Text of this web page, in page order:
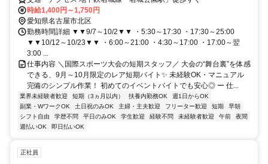
時給1,400円～1,750円
愛知県名古屋市北区
勤務時間詳細 ▼▼9/7～10/2▼▼ ・5:30～17:30 ・17:30～25:00
▼▼10/12～10/23▼▼ ・6:00～21:00 ・4:30～17:00 ・17:00～翌
3:00 ...
仕事内容 ＼国際スポーツ大会の短期スタッフ／ 大会の“舞台裏”を体感
できる、9月～10月限定のレア短期バイト✨ 未経験OK・マニュアル
完備のシンプル作業！ 初めてのイベントバイトでも安心◎ ー 仕...
業界未経験者歓迎 短期（3ヵ月以内） 扶養内勤務OK
週1日からOK
副業・WワークOK
土日祝のみOK 主婦・主夫歓迎 フリーター歓迎 短期
早朝
シフト自由
学歴不問 平日のみOK 学生歓迎 経験不問 未経験者歓迎 午前
夜間
週払いOK
即日払いOK
正社員